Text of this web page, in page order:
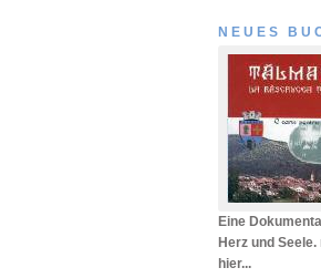
NEUES
Eine
Herz und
hier...